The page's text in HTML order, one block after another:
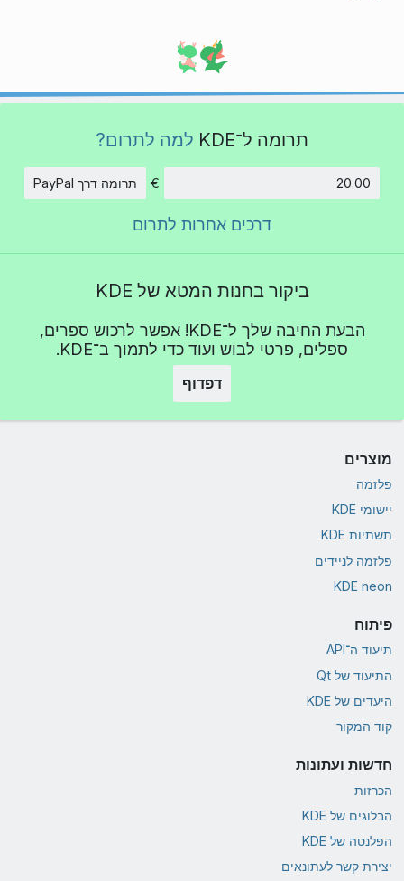
תרומה ל־KDE למה לתרום?
€ תרומה דרך PayPal
דרכים אחרות לתרום
ביקור בחנות המטא של KDE
הבעת החיבה שלך ל־KDE! אפשר לרכוש ספרים,
ספלים, פרטי לבוש ועוד כדי לתמוך ב־KDE.
דפדוף
מוצרים
פלזמה
יישומי KDE
תשתיות KDE
פלזמה לניידים
KDE neon
פיתוח
תיעוד ה־API
התיעוד של Qt
היעדים של KDE
קוד המקור
חדשות ועתונות
הכרזות
הבלוגים של KDE
הפלנטה של KDE
יצירת קשר לעתונאים